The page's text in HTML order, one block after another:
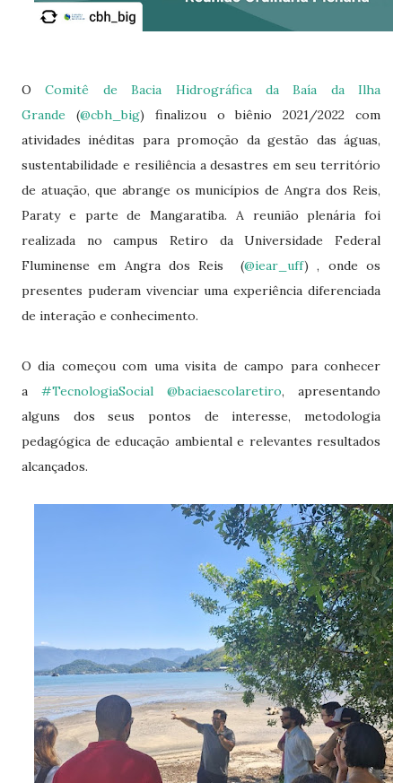
OComitê de Bacia Hidrográfica da Baía da Ilha
Grande (@cbh_big) finalizou o biênio 2021/2022 com
atividades inéditas para promoção da gestão das águas,
sustentabilidade e resiliência a desastres em seu território
de atuação, que abrange os municípios de Angra dos Reis,
Paraty e parte de Mangaratiba. A reunião plenária foi
realizada no campus Retiro da Universidade Federal
Fluminense em Angra dos Reis (@iear_uff) , onde os
presentes puderam vivenciar uma experiência diferenciada
de interação e conhecimento.
O dia começou com uma visita de campo para conhecer
a #TecnologiaSocial @baciaescolaretiro, apresentando
alguns dos seus pontos de interesse, metodologia
pedagógica de educação ambiental e relevantes resultados
alcançados.